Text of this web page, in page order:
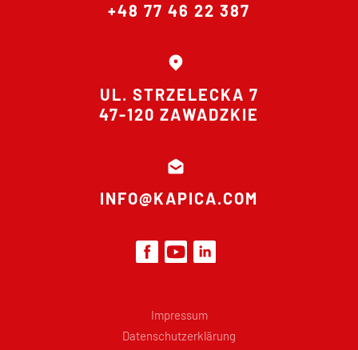
+48 77 46 22 387
UL. STRZELECKA 7
47-120 ZAWADZKIE
INFO@KAPICA.COM
Impressum
Datenschutzerklärung